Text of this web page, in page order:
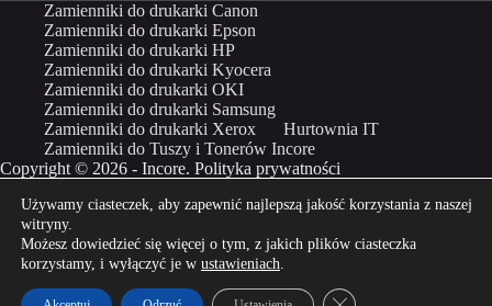
Zamienniki do drukarki Canon
Zamienniki do drukarki Epson
Zamienniki do drukarki HP
Zamienniki do drukarki Kyocera
Zamienniki do drukarki OKI
Zamienniki do drukarki Samsung
Zamienniki do drukarki Xerox
Hurtownia IT
Zamienniki do Tuszy i Tonerów Incore
Copyright © 2026 - Incore. Polityka prywatności
Właścicielem marki Incore jest Incom Group SA
Kup Incore na Kup Incore na
Używamy ciasteczek, aby zapewnić najlepszą jakość korzystania z naszej
witryny.
Możesz dowiedzieć się więcej o tym, z jakich plików ciasteczka
korzystamy, i wyłączyć je w ustawieniach.
Zamknij panel